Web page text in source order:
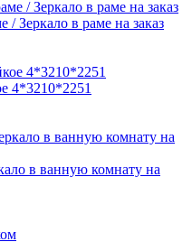
/ Зеркало в раме на заказ
4*3210*2251
в ванную комнату на